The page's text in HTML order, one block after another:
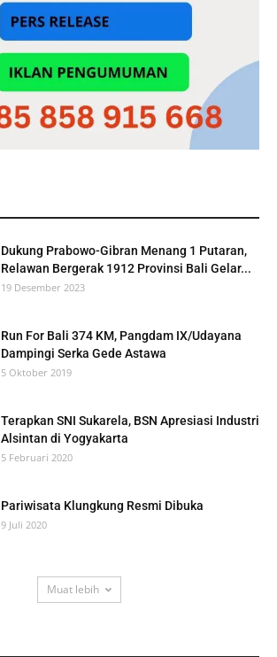
Dukung Prabowo-Gibran Menang 1 Putaran,
Relawan Bergerak 1912 Provinsi Bali Gelar...
19 Desember 2023
Run For Bali 374 KM, Pangdam IX/Udayana
Dampingi Serka Gede Astawa
5 Oktober 2019
Terapkan SNI Sukarela, BSN Apresiasi Industri
Alsintan di Yogyakarta
5 Februari 2020
Pariwisata Klungkung Resmi Dibuka
9 Juli 2020
Muat lebih